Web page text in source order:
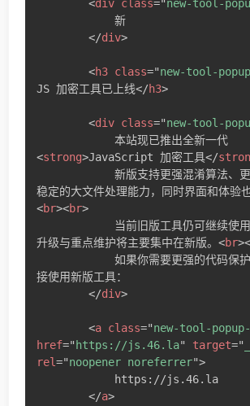
<div class="new-tool-
</div>
<h3 class="new-tool-
JS 加密工具已上线</h3>
<div class="new-tool-
<strong>JavaScript 加密工具</
稳定的大文件处理能力，同时界面和体验
<br><br>
升级与重点维护将主要集中在新版。 <br><
接使用新版工具：
</div>
<a class="new-tool-
href=" https://js.46.la" target="
rel="noopener noreferrer">
</a>